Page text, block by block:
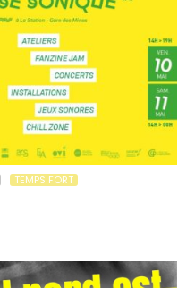
TEMPS FORT